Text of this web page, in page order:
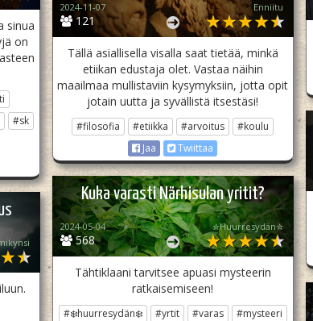
sinua
on
#sk
121
2024-11-07 Enniitu
Tällä asiallisella visalla saat tietää, minkä
etiikan edustaja olet. Vastaa näihin
maailmaa mullistaviin kysymyksiin, jotta opit
jotain uutta ja syvällistä itsestäsi!
#filosofia #etiikka #arvoitus
#koulu
Jaa
Twiittaa
Kuka varasti Närhisulan yritit?
568
2024-05-04 ✮Huurresydän✮
Tähtiklaani tarvitsee apuasi mysteerin
ratkaisemiseen!
#❄️huurresydän❄️ #yrtit #varas
#mysteeri